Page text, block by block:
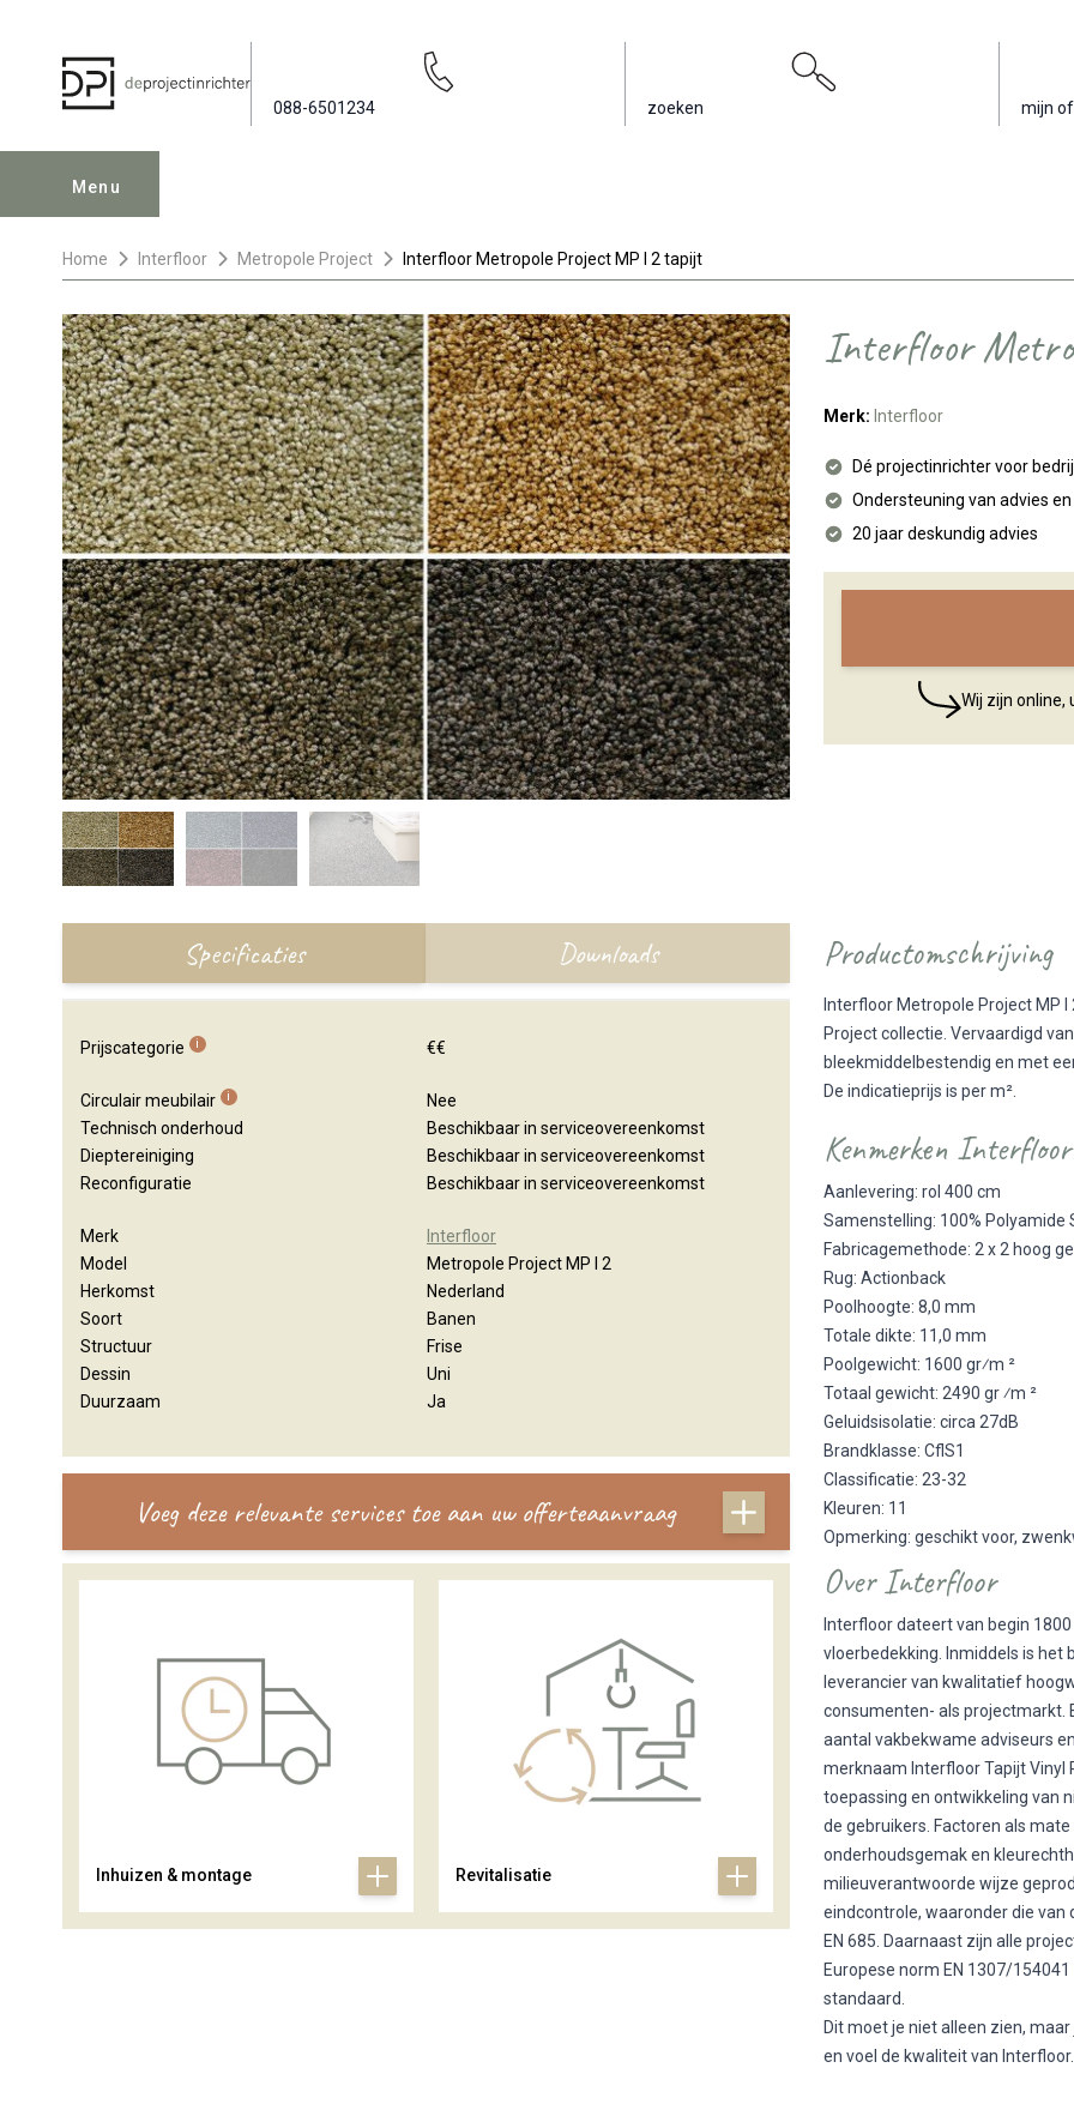
088-6501234 zoeken mijn
Menu
Home Interfloor Metropole Project Interfloor Metropole Project MP I 2 tapijt
Interfloor
Merk: Interfloor
Dé projectinrichter voor
Ondersteuning van advies
20 jaar deskundig advies
Wij zijn
Specificaties Downloads
Prijscategorie i €€
Circulair meubilair i
Nee
Technisch onderhoud
Beschikbaar in serviceovereenkomst
Dieptereiniging
Beschikbaar in serviceovereenkomst
Reconfiguratie
Beschikbaar in serviceovereenkomst
Merk
Interfloor
Model
Metropole Project MP I 2
Herkomst
Nederland
Soort
Banen
Structuur
Frise
Dessin
Uni
Duurzaam
Ja
Voeg deze relevante services toe aan uw offerteaanvraag
Inhuizen & montage Revitalisatie
Productomschrijving
Interfloor Metropole Project MP
Project collectie. Vervaardigd
bleekmiddelbestendig en met
De indicatieprijs is per m².
Kenmerken
Aanlevering: rol 400 cm
Samenstelling: 100% Polyamide
Fabricagemethode: 2 x 2 hoog
Rug: Actionback
Poolhoogte: 8,0 mm
Totale dikte: 11,0 mm
Poolgewicht: 1600 gr⁄m ²
Totaal gewicht: 2490 gr ⁄m ²
Geluidsisolatie: circa 27dB
Brandklasse: CflS1
Classificatie: 23-32
Kleuren: 11
Opmerking: geschikt voor,
Over Interfloor
Interfloor dateert van begin
vloerbedekking. Inmiddels is
leverancier van kwalitatief
consumenten- als projectmarkt.
aantal vakbekwame adviseurs
merknaam Interfloor Tapijt Vinyl
toepassing en ontwikkeling van
de gebruikers. Factoren als
onderhoudsgemak en
milieuverantwoorde wijze
eindcontrole, waaronder die van
EN 685. Daarnaast zijn alle
Europese norm EN 1307/
standaard.
Dit moet je niet alleen zien,
en voel de kwaliteit van Interfloor.